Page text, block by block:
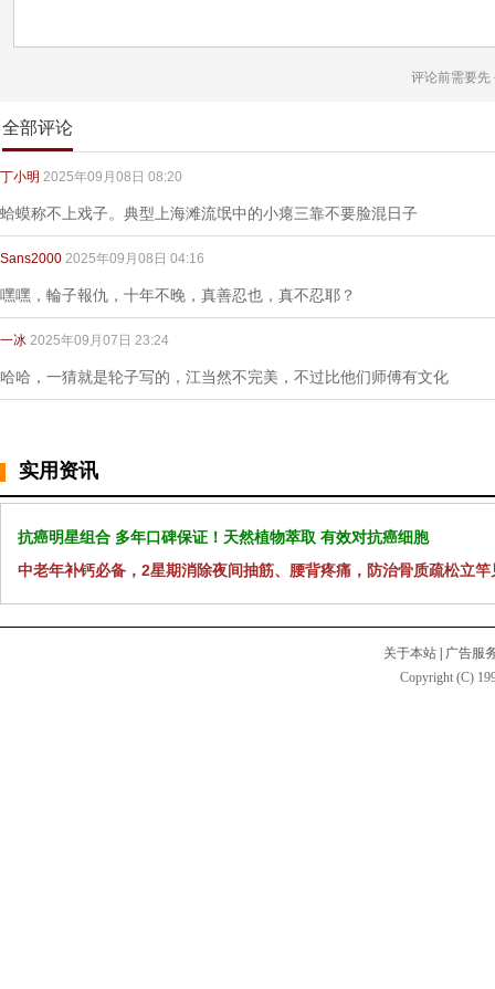
评论前需要先
全部评论
丁小明 2025年09月08日 08:20
蛤蟆称不上戏子。典型上海滩流氓中的小瘪三靠不要脸混日子
Sans2000 2025年09月08日 04:16
嘿嘿，輪子報仇，十年不晚，真善忍也，真不忍耶？
一冰 2025年09月07日 23:24
哈哈，一猜就是轮子写的，江当然不完美，不过比他们师傅有文化
实用资讯
抗癌明星组合 多年口碑保证！天然植物萃取 有效对抗癌细胞
中老年补钙必备，2星期消除夜间抽筋、腰背疼痛，防治骨质疏松立竿
关于本站
广告服
Copyright (C)